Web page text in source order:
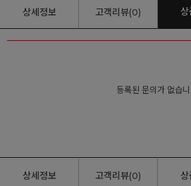
상세정보 고객리뷰(0) 상
등록된 문의가 없습
상세정보 고객리뷰(0) 상